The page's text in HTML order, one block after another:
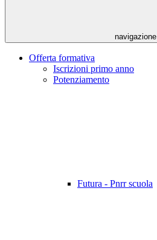
navigazione
Offerta formativa
Iscrizioni primo anno
Potenziamento
Futura - Pnrr scuola